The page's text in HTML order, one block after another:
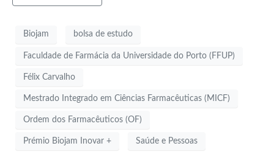
Biojam bolsa de estudo
Faculdade de Farmácia da Universidade do Porto (FFUP)
Félix Carvalho
Mestrado Integrado em Ciências Farmacêuticas (MICF)
Ordem dos Farmacêuticos (OF)
Prémio Biojam Inovar + Saúde e Pessoas